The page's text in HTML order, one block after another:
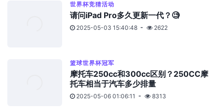
世界杯竞猜活动
请问iPad Pro多久更新一代？🧐
2025-05-03 15:40:48 2622
篮球世界杯冠军
摩托车250cc和300cc区别？250CC摩
托车相当于汽车多少排量
2025-05-06 01:06:11 8313